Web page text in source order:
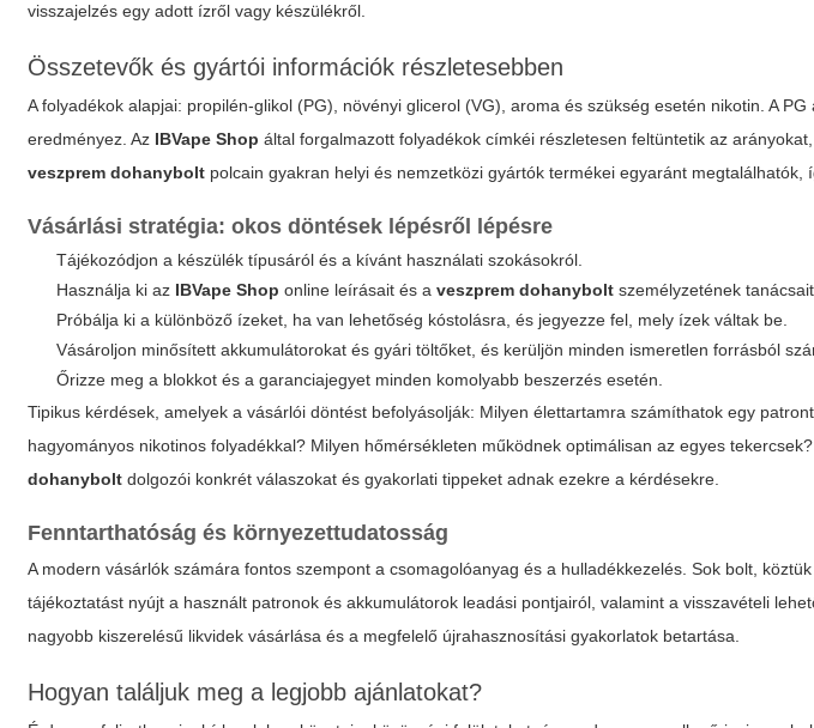
visszajelzés egy adott ízről vagy készülékről.
Összetevők és gyártói információk részletesebben
A folyadékok alapjai: propilén-glikol (PG), növényi glicerol (VG), aroma és szükség esetén nikotin. A
eredményez. Az IBVape Shop által forgalmazott folyadékok címkéi részletesen feltüntetik az
veszprem dohanybolt polcain gyakran helyi és nemzetközi gyártók termékei egyaránt
Vásárlási stratégia: okos döntések lépésről lépésre
Tájékozódjon a készülék típusáról és a kívánt használati szokásokról.
Használja ki az IBVape Shop online leírásait és aveszprem dohanybolt személyzetének
Próbálja ki a különböző ízeket, ha van lehetőség kóstolásra, és jegyezze fel, mely ízek váltak be.
Vásároljon minősített akkumulátorokat és gyári töltőket, és kerüljön minden ismeretlen forrásból
Őrizze meg a blokkot és a garanciajegyet minden komolyabb beszerzés esetén.
Tipikus kérdések, amelyek a vásárlói döntést befolyásolják: Milyen élettartamra számíthatok egy
hagyományos nikotinos folyadékkal? Milyen hőmérsékleten működnek optimálisan az egyes
dohanybolt dolgozói konkrét válaszokat és gyakorlati tippeket adnak ezekre a kérdésekre.
Fenntarthatóság és környezettudatosság
A modern vásárlók számára fontos szempont a csomagolóanyag és a hulladékkezelés. Sok bolt,
tájékoztatást nyújt a használt patronok és akkumulátorok leadási pontjairól, valamint a visszavételi
nagyobb kiszerelésű likvidek vásárlása és a megfelelő újrahasznosítási gyakorlatok betartása.
Hogyan találjuk meg a legjobb ajánlatokat?